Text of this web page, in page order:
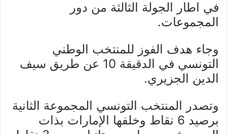
في اطار الجولة الثالثة من دور
المجموعات.
وجاء هدف الفوز للمنتخب الوطني
التونسي في الدقيقة 10 عن طريق سيف
الدين الجزيري.
وتصدر المنتخب التونسي المجموعة الثانية
برصيد 6 نقاط وخلفها الإمارات بذات